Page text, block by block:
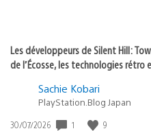
Les développeurs de Silent Hill:
de l’Écosse, les technologies
Sachie Kobari
PlayStation.Blog Japan
Date
30/07/2026 1 9